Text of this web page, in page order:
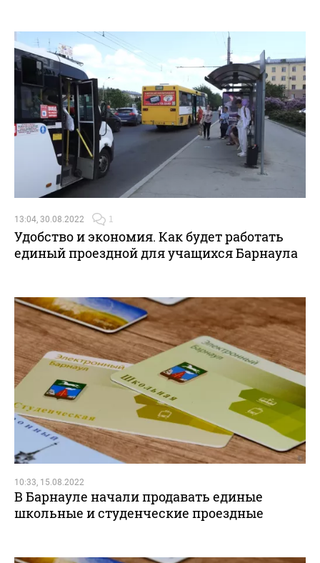
13:04, 30.08.2022 1
Удобство и экономия. Как будет работать
единый проездной для учащихся Барнаула
10:33, 15.08.2022
В Барнауле начали продавать единые
школьные и студенческие проездные